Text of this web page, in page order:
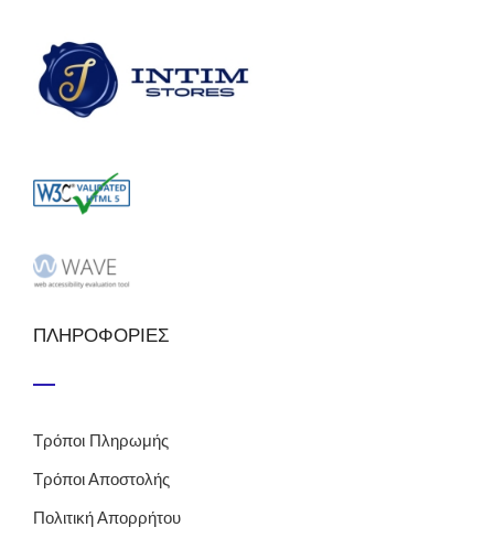
ΠΛΗΡΟΦΟΡΙΕΣ
Τρόποι Πληρωμής
Τρόποι Αποστολής
Πολιτική Απορρήτου